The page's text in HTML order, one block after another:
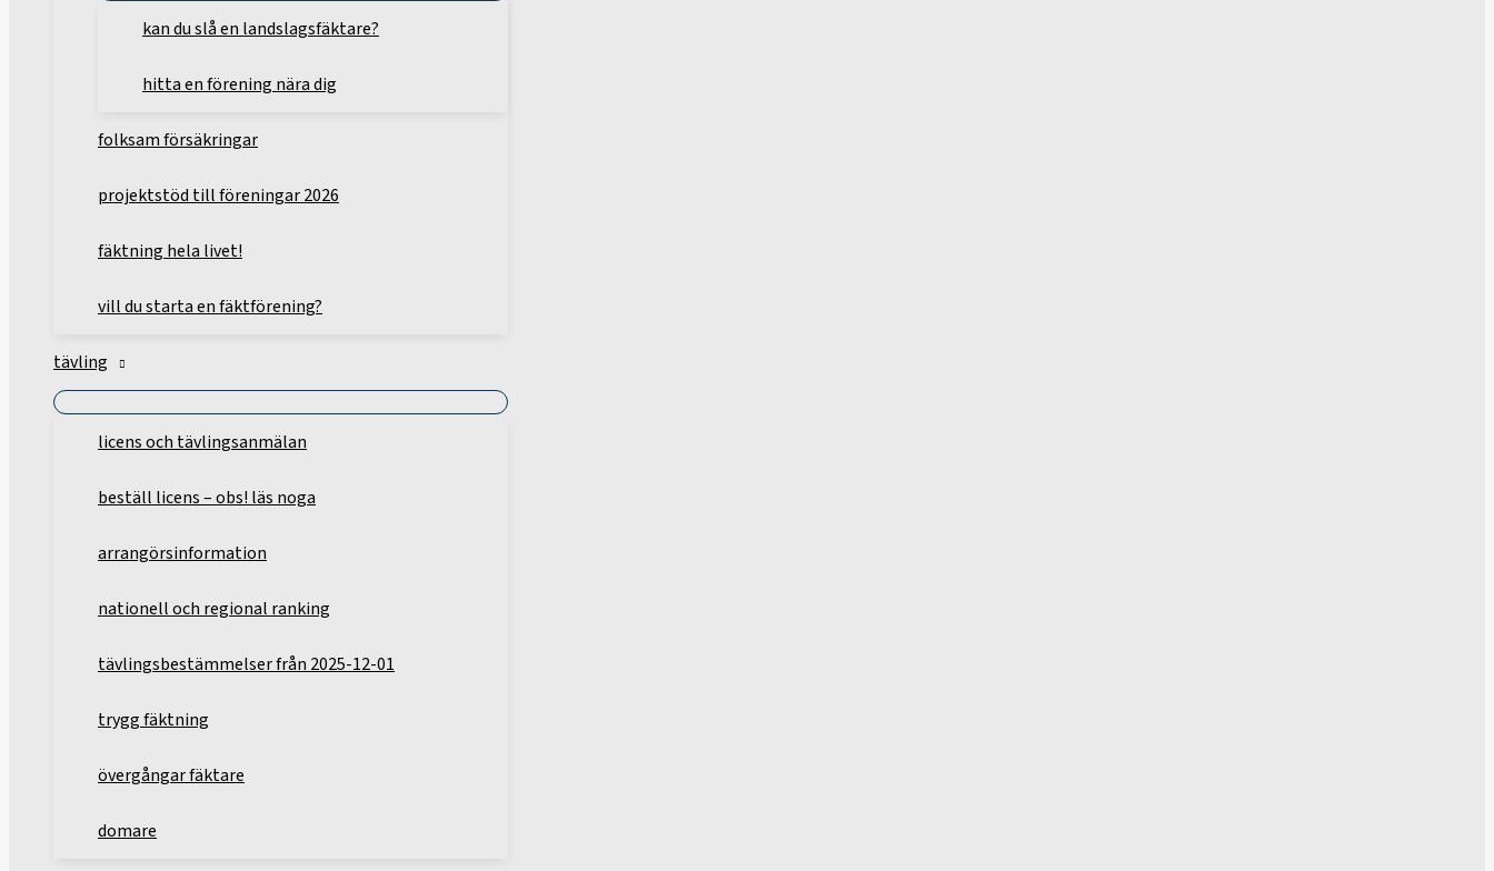
kan du slå en landslagsfäktare?
hitta en förening nära dig
folksam försäkringar
projektstöd till föreningar 2026
fäktning hela livet!
vill du starta en fäktförening?
tävling
licens och tävlingsanmälan
beställ licens – obs! läs noga
arrangörsinformation
nationell och regional ranking
tävlingsbestämmelser från 2025-12-01
trygg fäktning
övergångar fäktare
domare